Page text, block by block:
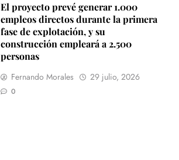
El proyecto prevé generar 1.000
empleos directos durante la primera
fase de explotación, y su
construcción empleará a 2.500
personas
Fernando Morales 29 julio, 2026
0